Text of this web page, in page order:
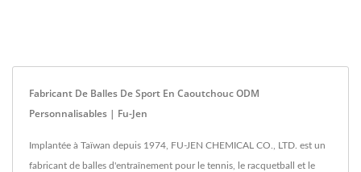
Fabricant De Balles De Sport En Caoutchouc ODM
Personnalisables | Fu-Jen
Implantée à Taïwan depuis 1974, FU-JEN CHEMICAL CO., LTD. est un
fabricant de balles d'entraînement pour le tennis, le racquetball et le